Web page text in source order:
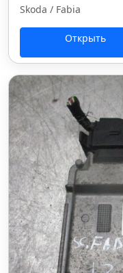
Skoda / Fabia
Открыть